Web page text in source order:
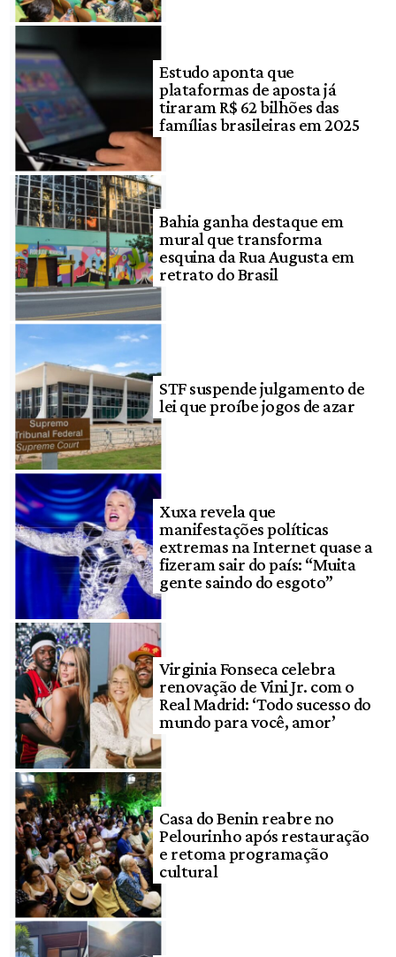
Estudo aponta que
plataformas de aposta já
tiraram R$ 62 bilhões das
famílias brasileiras em 2025
Bahia ganha destaque em
mural que transforma
esquina da Rua Augusta em
retrato do Brasil
STF suspende julgamento de
lei que proíbe jogos de azar
Xuxa revela que
manifestações políticas
extremas na Internet quase a
fizeram sair do país: “Muita
gente saindo do esgoto”
Virginia Fonseca celebra
renovação de Vini Jr. com o
Real Madrid: ‘Todo sucesso do
mundo para você, amor’
Casa do Benin reabre no
Pelourinho após restauração
e retoma programação
cultural